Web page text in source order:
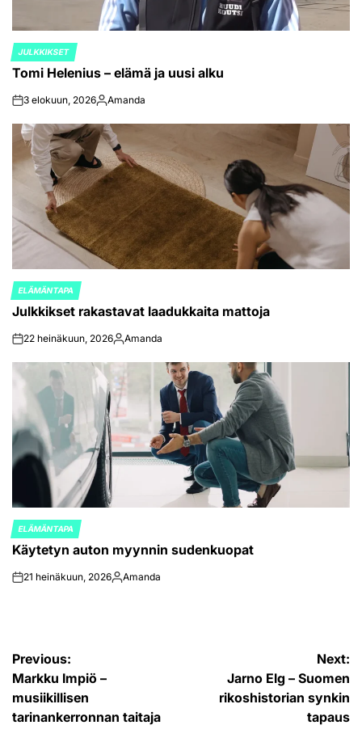
POSTED
IN
JULKKIKSET
Tomi Helenius – elämä ja uusi alku
on3 elokuun, 2026Posted
Amanda
POSTED
IN
ELÄMÄNTAPA
Julkkikset rakastavat laadukkaita mattoja
on22 heinäkuun, 2026Posted
Amanda
POSTED
IN
ELÄMÄNTAPA
Käytetyn auton myynnin sudenkuopat
on21 heinäkuun, 2026Posted
Amanda
Artikkelien
selaus
Previous:
Markku Impiö –
musiikillisen
tarinankerronnan taitaja
Next:
Jarno Elg – Suomen
rikoshistorian synkin
tapaus